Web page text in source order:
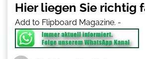
Hier liegen Sie richtig
Add to Flipboard Magazine. -